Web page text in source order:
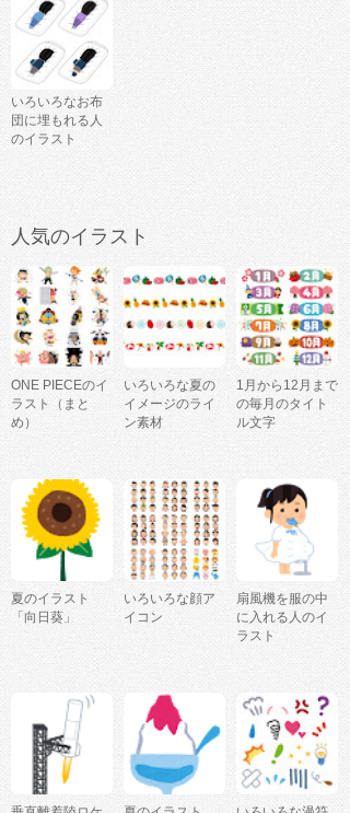
いろいろなお布
団に埋もれる人
のイラスト
人気のイラスト
ONE PIECEのイ
ラスト（まと
め）
いろいろな夏の
イメージのライ
ン素材
1月から12月まで
の毎月のタイト
ル文字
夏のイラスト
「向日葵」
いろいろな顔ア
イコン
扇風機を服の中
に入れる人のイ
ラスト